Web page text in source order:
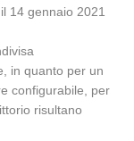
14 gennaio 2021
in quanto per un
configurabile, per
risultano